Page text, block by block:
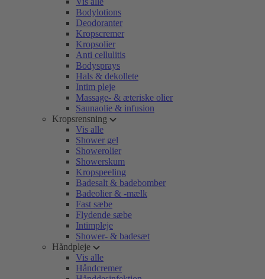
Bodylotions
Deodoranter
Kropscremer
Kropsolier
Anti cellulitis
Bodysprays
Hals & dekollete
Intim pleje
Massage- & æteriske olier
Saunaolie & infusion
Kropsrensning
Vis alle
Shower gel
Showerolier
Showerskum
Kropspeeling
Badesalt & badebomber
Badeolier & -mælk
Fast sæbe
Flydende sæbe
Intimpleje
Shower- & badesæt
Håndpleje
Vis alle
Håndcremer